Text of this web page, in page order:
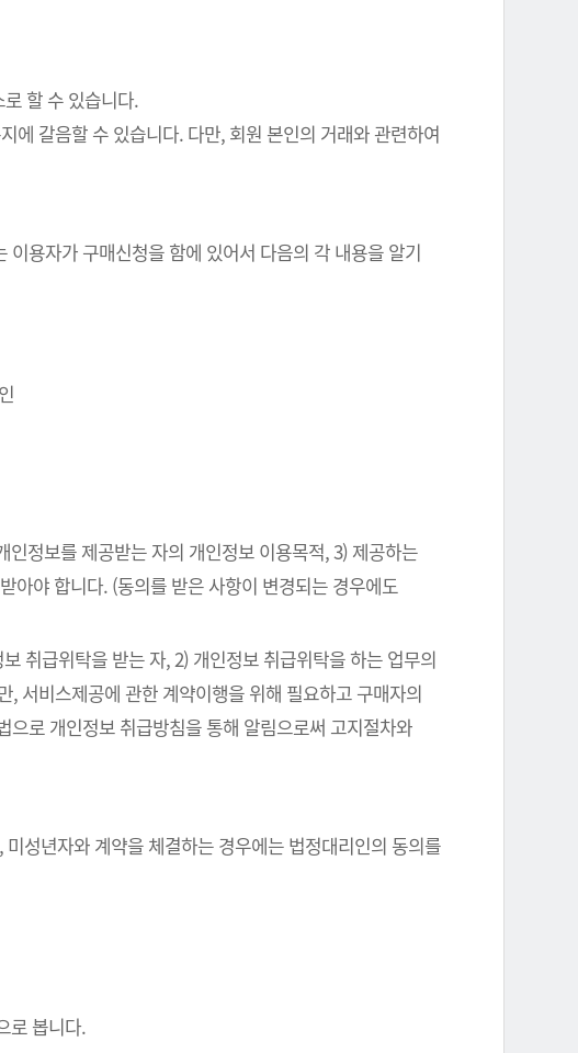
할 수 있습니다.
에 갈음할 수 있습니다. 다만, 회원 본인의 거래와 관련하여
용자가 구매신청을 함에 있어서 다음의 각 내용을 알기
정보를 제공받는 자의 개인정보 이용목적, 3) 제공하는
아야 합니다. (동의를 받은 사항이 변경되는 경우에도
취급위탁을 받는 자, 2) 개인정보 취급위탁을 하는 업무의
서비스제공에 관한 계약이행을 위해 필요하고 구매자의
로 개인정보 취급방침을 통해 알림으로써 고지절차와
성년자와 계약을 체결하는 경우에는 법정대리인의 동의를
로 봅니다.